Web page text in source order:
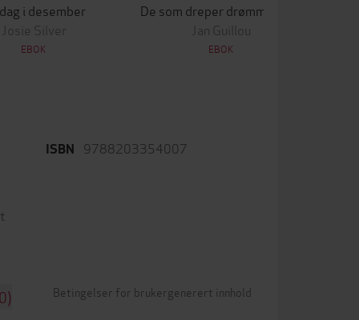
i desember
Josie Silver
EBOK
Jan Guillou
EBOK
ISBN 9788203354007
Betingelser for brukergenerert innhold